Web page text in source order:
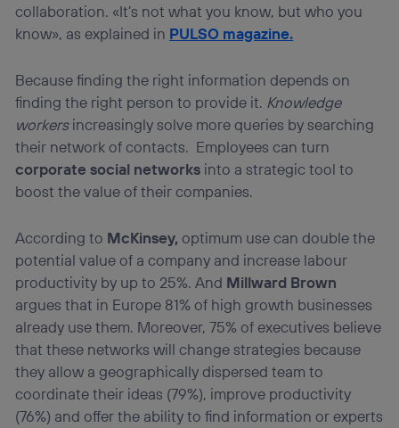
collaboration. «It’s not what you know, but who you
know», as explained in PULSO magazine.
Because finding the right information depends on
finding the right person to provide it. Knowledge
workersincreasingly solve more queries by searching
their network of contacts. Employees can turn
corporate social networks into a strategic tool to
boost the value of their companies.
According to McKinsey,optimum use can double the
potential value of a company and increase labour
productivity by up to 25%. And Millward Brown
argues that in Europe 81% of high growth businesses
already use them. Moreover, 75% of executives believe
that these networks will change strategies because
they allow a geographically dispersed team to
coordinate their ideas (79%), improve productivity
(76%) and offer the ability to find information or experts